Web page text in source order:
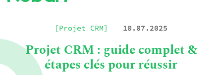
[Projet CRM] 10.07.2025
Projet CRM : guide complet &
étapes clés pour réussir